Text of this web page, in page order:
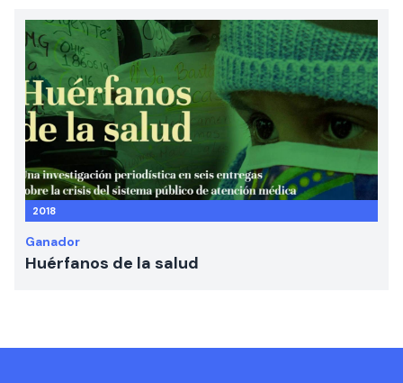
2018
Ganador
Huérfanos de la salud